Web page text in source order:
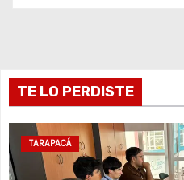
d
a
s
TE LO PERDISTE
TARAPACÁ